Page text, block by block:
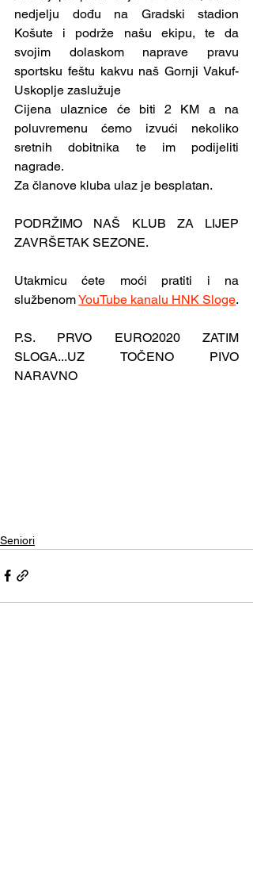
nedjelju dođu na Gradski stadion
Košute i podrže našu ekipu, te da
svojim dolaskom naprave pravu
sportsku feštu kakvu naš Gornji Vakuf-
Uskoplje zaslužuje
Cijena ulaznice će biti 2 KM a na
poluvremenu ćemo izvući nekoliko
sretnih dobitnika te im podijeliti
nagrade.
Za članove kluba ulaz je besplatan.
PODRŽIMO NAŠ KLUB ZA LIJEP
ZAVRŠETAK SEZONE.
Utakmicu ćete moći pratiti i na
službenom YouTube kanalu HNK Sloge.
P.S. PRVO EURO2020 ZATIM
SLOGA...UZ TOČENO PIVO
NARAVNO
Seniori